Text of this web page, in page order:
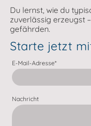
Du lernst, wie du
zuverlässig erzeugst
gefährden.
Starte jetzt
E-Mail-Adresse*
Nachricht